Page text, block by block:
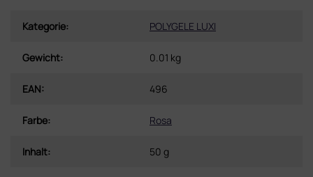
Kategorie: POLYGELE LUXI
Gewicht: 0.01 kg
EAN: 496
Farbe: Rosa
Inhalt: 50 g